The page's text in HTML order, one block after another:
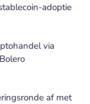
adoptie
via
af met